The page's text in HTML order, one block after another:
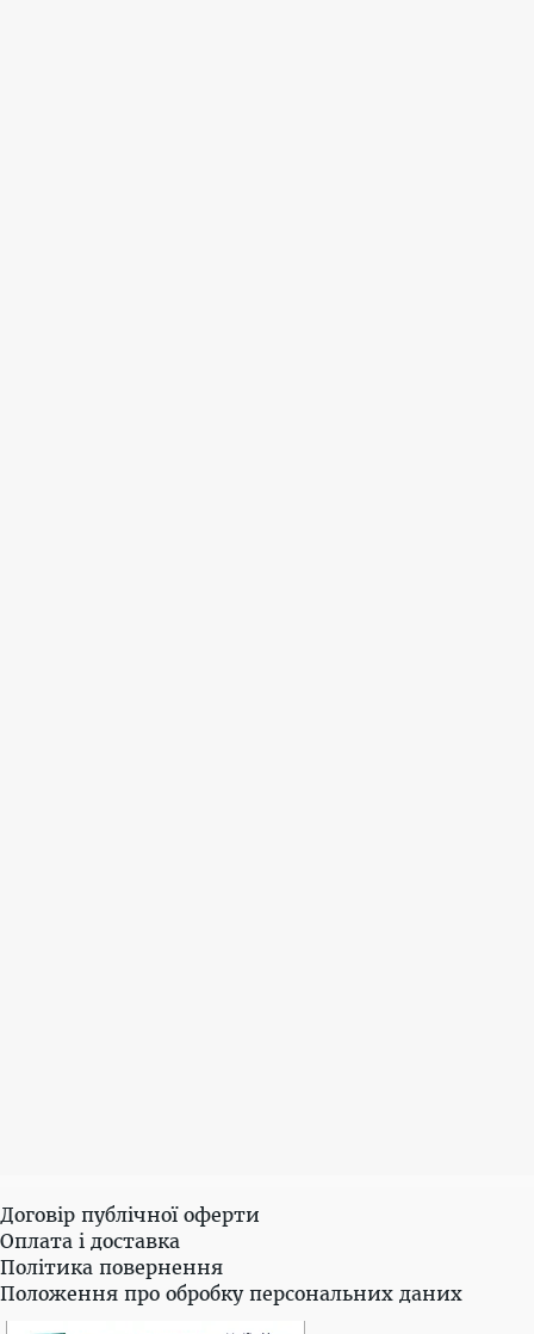
Договір публічної оферти
Оплата і доставка
Політика повернення
Положення про обробку персональних даних